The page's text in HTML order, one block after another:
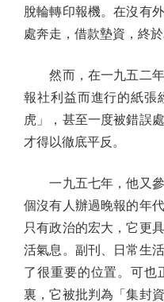
脫輪轉印報機。在沒有
處奔走，借款墊資，終
然而，在一九五二年
報社利益而進行的紙張
虎」，甚至一度被錯誤
才得以徹底平反。
一九五七年，他又參
個沒有人辦過晚報的年
只有政治的宏大，它更
活氣息。副刊、日常生
了很重要的位置。可也
裏，它被批判為「集封